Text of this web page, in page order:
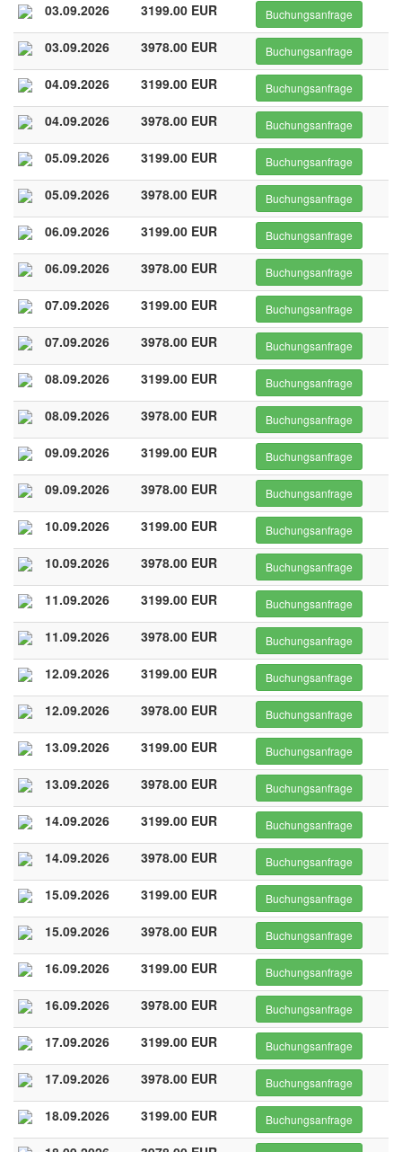
03.09.2026 3199.00 EUR Buchungsanfrage
03.09.2026 3978.00 EUR Buchungsanfrage
04.09.2026 3199.00 EUR Buchungsanfrage
04.09.2026 3978.00 EUR Buchungsanfrage
05.09.2026 3199.00 EUR Buchungsanfrage
05.09.2026 3978.00 EUR Buchungsanfrage
06.09.2026 3199.00 EUR Buchungsanfrage
06.09.2026 3978.00 EUR Buchungsanfrage
07.09.2026 3199.00 EUR Buchungsanfrage
07.09.2026 3978.00 EUR Buchungsanfrage
08.09.2026 3199.00 EUR Buchungsanfrage
08.09.2026 3978.00 EUR Buchungsanfrage
09.09.2026 3199.00 EUR Buchungsanfrage
09.09.2026 3978.00 EUR Buchungsanfrage
10.09.2026 3199.00 EUR Buchungsanfrage
10.09.2026 3978.00 EUR Buchungsanfrage
11.09.2026 3199.00 EUR Buchungsanfrage
11.09.2026 3978.00 EUR Buchungsanfrage
12.09.2026 3199.00 EUR Buchungsanfrage
12.09.2026 3978.00 EUR Buchungsanfrage
13.09.2026 3199.00 EUR Buchungsanfrage
13.09.2026 3978.00 EUR Buchungsanfrage
14.09.2026 3199.00 EUR Buchungsanfrage
14.09.2026 3978.00 EUR Buchungsanfrage
15.09.2026 3199.00 EUR Buchungsanfrage
15.09.2026 3978.00 EUR Buchungsanfrage
16.09.2026 3199.00 EUR Buchungsanfrage
16.09.2026 3978.00 EUR Buchungsanfrage
17.09.2026 3199.00 EUR Buchungsanfrage
17.09.2026 3978.00 EUR Buchungsanfrage
18.09.2026 3199.00 EUR Buchungsanfrage